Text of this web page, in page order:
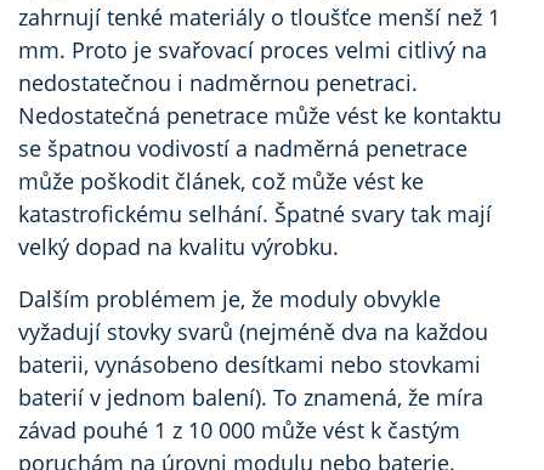
zahrnují tenké materiály o tloušťce menší než 1
mm. Proto je svařovací proces velmi citlivý na
nedostatečnou i nadměrnou penetraci.
Nedostatečná penetrace může vést ke kontaktu
se špatnou vodivostí a nadměrná penetrace
může poškodit článek, což může vést ke
katastrofickému selhání. Špatné svary tak mají
velký dopad na kvalitu výrobku.
Dalším problémem je, že moduly obvykle
vyžadují stovky svarů (nejméně dva na každou
baterii, vynásobeno desítkami nebo stovkami
baterií v jednom balení). To znamená, že míra
závad pouhé 1 z 10 000 může vést k častým
poruchám na úrovni modulu nebo baterie.